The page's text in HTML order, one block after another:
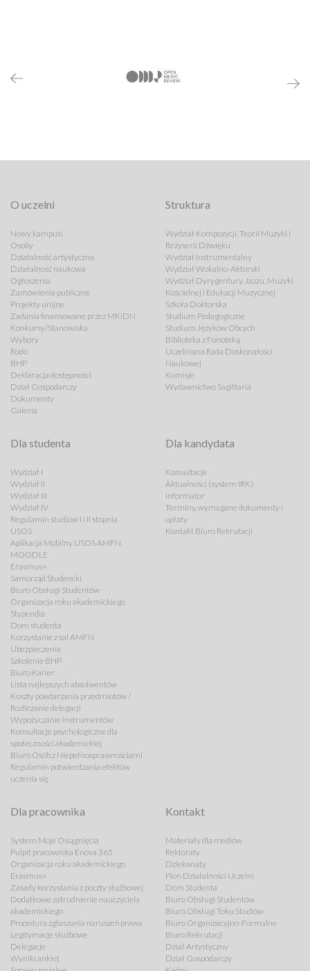
O uczelni
Nowy kampus!
Osoby
Działalność artystyczna
Działalność naukowa
Ogłoszenia
Zamówienia publiczne
Projekty unijne
Zadania finansowane przez MKiDN
Konkursy/Stanowiska
Wybory
Rodo
BHP
Deklaracja dostępności
Dział Gospodarczy
Dokumenty
Galeria
Struktura
Wydział Kompozycji, Teorii Muzyki i
Reżyserii Dźwięku
Wydział Instrumentalny
Wydział Wokalno-Aktorski
Wydział Dyrygentury, Jazzu, Muzyki
Kościelnej i Edukacji Muzycznej
Szkoła Doktorska
Studium Pedagogiczne
Studium Języków Obcych
Biblioteka z Fonoteką
Uczelniana Rada Doskonałości
Naukowej
Komisje
Wydawnictwo Sagittaria
Dla studenta
Wydział I
Wydział II
Wydział III
Wydział IV
Regulamin studiów I i II stopnia
USOS
Aplikacja Mobilny USOS AMFN
MOODLE
Erasmus+
Samorząd Studencki
Biuro Obsługi Studentów
Organizacja roku akademickiego
Stypendia
Dom studenta
Korzystanie z sal AMFN
Ubezpieczenia
Szkolenie BHP
Biuro Karier
Lista najlepszych absolwentów
Koszty powtarzania przedmiotów /
Rozliczanie delegacji
Wypożyczanie instrumentów
Konsultacje psychologiczne dla
społeczności akademickiej
Biuro Osób z Niepełnosprawnościami
Regulamin potwierdzania efektów
uczenia się
Dla kandydata
Konsultacje
Aktualności (system IRK)
Informator
Terminy, wymagane dokumenty i
opłaty
Kontakt Biuro Rekrutacji
Dla pracownika
System Moje Osiągnięcia
Pulpit pracownika Enova 365
Organizacja roku akademickiego
Erasmus+
Zasady korzystania z poczty służbowej
Dodatkowe zatrudnienie nauczyciela
akademickiego
Procedura zgłaszania naruszeń prawa
Legitymacje służbowe
Delegacje
Wyniki ankiet
Kontakt
Materiały dla mediów
Rektoraty
Dziekanaty
Pion Działalności Uczelni
Dom Studenta
Biuro Obsługi Studentów
Biuro Obsługi Toku Studiów
Biuro Organizacyjno-Formalne
Biuro Rekrutacji
Dział Artystyczny
Dział Gospodarczy